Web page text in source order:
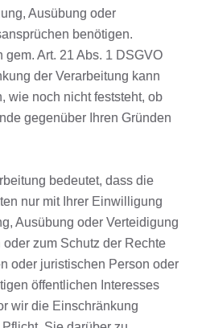
Ausübung oder
benötigen.
Art. 21 Abs. 1 DSGVO
der Verarbeitung kann
wie noch nicht feststeht, ob
gegenüber Ihren Gründen
bedeutet, dass die
nur mit Ihrer Einwilligung
Ausübung oder Verteidigung
zum Schutz der Rechte
oder juristischen Person oder
öffentlichen Interesses
wir die Einschränkung